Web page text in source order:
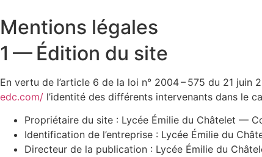
Mentions légales
1 — Édition du site
En vertu de l’article 6 de la loi n° 2004 – 575 du 21
edc.com/ l’identité des différents intervenants dans le
Propriétaire du site : Lycée Émilie du Châtelet —
Identification de l’entreprise : Lycée Émilie du
Directeur de la publication : Lycée Émilie du